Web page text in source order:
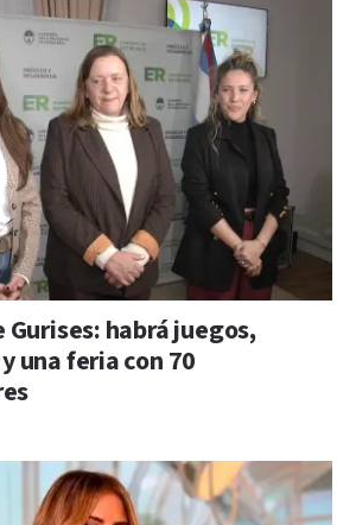
habrá juegos,
una feria con 70